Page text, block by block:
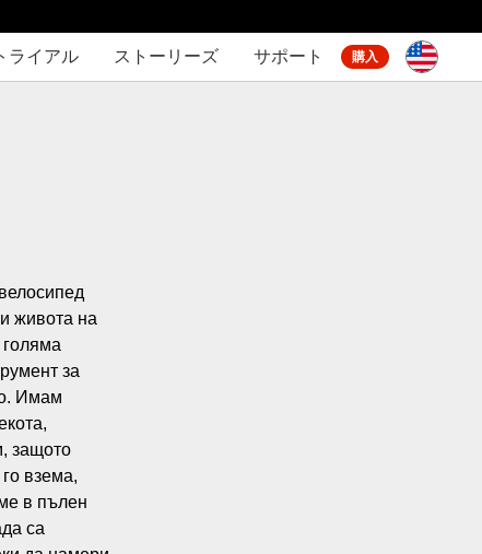
ライアル ストーリーズ サポート 購入
живота на
за
Имам
защото
взема,
в пълен
са